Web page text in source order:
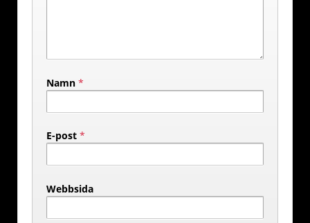
Namn *
E-post *
Webbsida